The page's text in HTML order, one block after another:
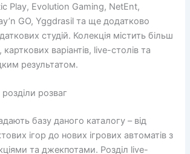
Play, Evolution Gaming, NetEnt,
GO, Yggdrasil та ще додатково
студій. Колекція містить більш
варіантів, live-столів та
результатом.
розваг
базу даного каталогу – від
ігор до нових ігрових автоматів з
та джекпотами. Розділ live-